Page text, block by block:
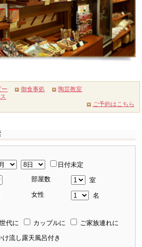
ー 御食事処
陶芸教室
ご予約はこちら
日付未定
部屋数
室
女性
名
代に カップルに
ご家族連れに
け流し露天風呂付き